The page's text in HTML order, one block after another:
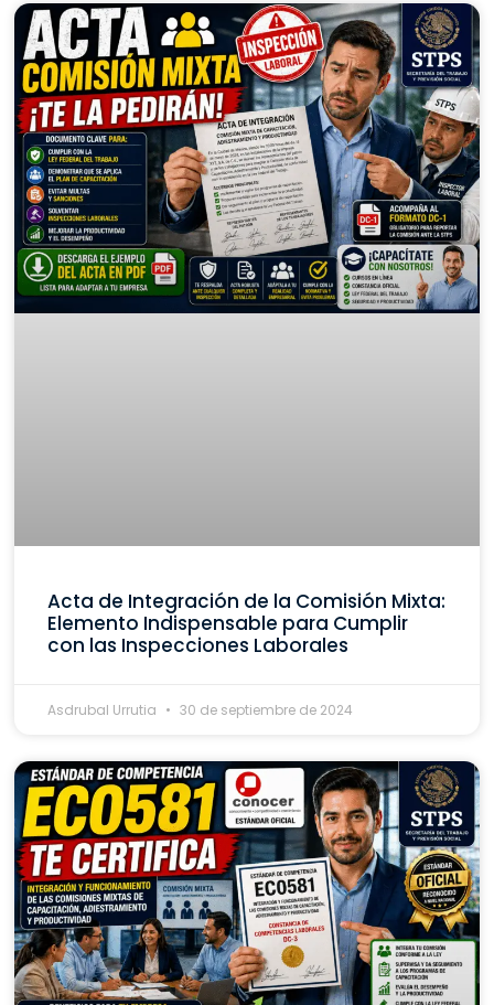
Acta de Integración de la Comisión Mixta:
Elemento Indispensable para Cumplir
con las Inspecciones Laborales
Asdrubal Urrutia 30 de septiembre de 2024